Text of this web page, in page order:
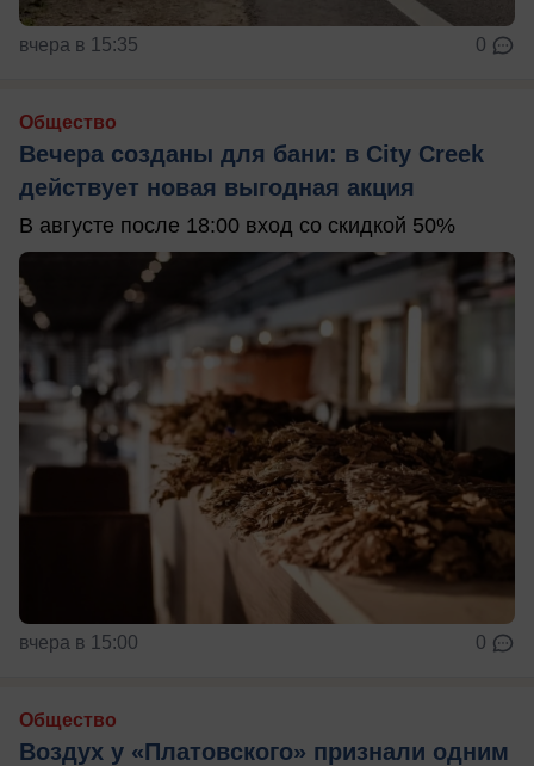
вчера в 15:35 0
Общество
Вечера созданы для бани: в City Creek
действует новая выгодная акция
В августе после 18:00 вход со скидкой 50%
вчера в 15:00 0
Общество
Воздух у «Платовского» признали одним